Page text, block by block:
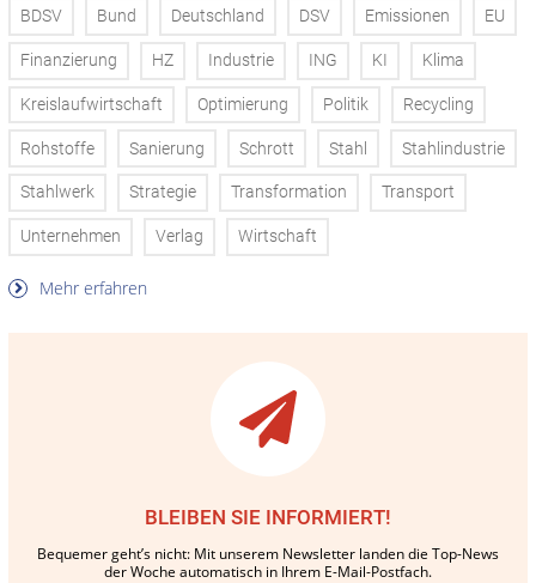
BDSV Bund Deutschland DSV Emissionen EU
Finanzierung HZ Industrie ING KI Klima
Kreislaufwirtschaft Optimierung Politik Recycling
Rohstoffe Sanierung Schrott Stahl Stahlindustrie
Stahlwerk Strategie Transformation Transport
Unternehmen Verlag Wirtschaft
Mehr erfahren
BLEIBEN SIE INFORMIERT!
Bequemer geht’s nicht: Mit unserem Newsletter landen die Top-News
der Woche automatisch in Ihrem E-Mail-Postfach.